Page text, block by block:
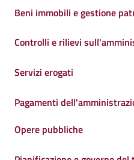
Beni immobili e gestione
Controlli e rilievi
Servizi erogati
Pagamenti
Opere pubbliche